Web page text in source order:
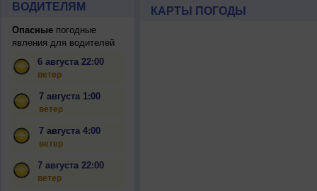
ВОДИТЕЛЯМ
Опасныепогодные
явления для водителей
6 августа 22:00
ветер
7 августа 1:00
ветер
7 августа 4:00
ветер
7 августа 22:00
ветер
КАРТЫ ПОГОДЫ